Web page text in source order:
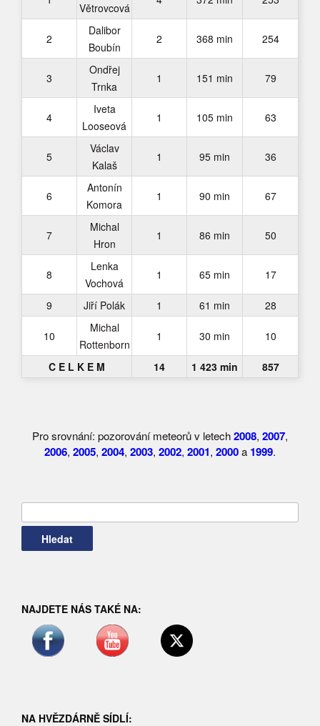
Větrovcová
2
Dalibor
Boubín
2 368 min 254
3
Ondřej
Trnka
1 151 min 79
4
Iveta
Looseová
1 105 min 63
5
Václav
Kalaš
1 95 min 36
6
Antonín
Komora
1 90 min 67
7
Michal
Hron
1 86 min 50
8
Lenka
Vochová
1 65 min 17
9 Jiří Polák 1 61 min 28
10
Michal
Rottenborn
1 30 min 10
C E L K E M 14 1 423 min 857
Pro srovnání: pozorování meteorů v letech2008, 2007,
2006, 2005, 2004, 2003, 2002, 2001, 2000a 1999.
NAJDETE NÁS TAKÉ NA:
NA HVĚZDÁRNĚ SÍDLÍ: